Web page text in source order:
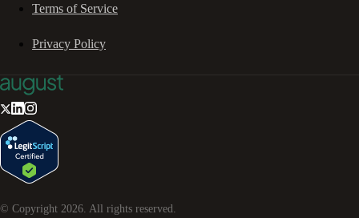
Terms of Service
Privacy Policy
© Copyright 2026 . All rights reserved.